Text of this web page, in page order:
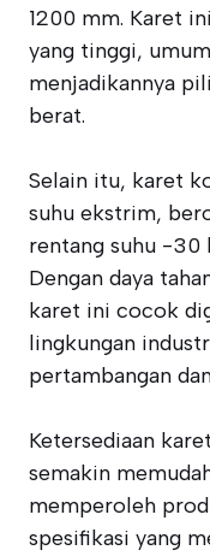
1200 mm. Karet
yang tinggi,
menjadikannya
berat.
Selain itu, karet
suhu ekstrim,
rentang suhu -30
Dengan daya
karet ini cocok
lingkungan
pertambangan
Ketersediaan
semakin
memperoleh
spesifikasi yang